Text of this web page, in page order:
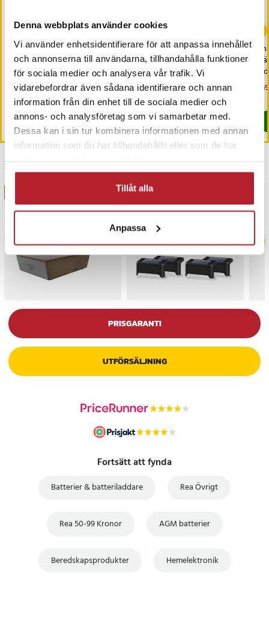
Denna webbplats använder cookies
Vi använder enhetsidentifierare för att anpassa innehållet
och annonserna till användarna, tillhandahålla funktioner
för sociala medier och analysera vår trafik. Vi
vidarebefordrar även sådana identifierare och annan
information från din enhet till de sociala medier och
annons- och analysföretag som vi samarbetar med.
Dessa kan i sin tur kombinera informationen med annan
information som du har tillhandahållit eller som de har
Tillåt alla
Anpassa
-21%
Green Cell AGM Batteri
12V 7Ah
Nuvarande pris:
229 kr Tidigare pris 289 kr
229 kr 289 kr
I lager, levereras inom 1-2 vardagar
Köp
Green Cell AGM Batteri
12V 7.2Ah
Nuvarande pris:
249 kr Tidigare pris 339 kr
249 kr 339 kr
Sista exemplaret
Köp
Senast besökta
BÄSTSÄLJARE
PRISGARANTI
UTFÖRSÄLJNING
Fortsätt att fynda
Batterier & batteriladdare Rea Övrigt
Rea 50-99 Kronor AGM batterier
Beredskapsprodukter Hemelektronik